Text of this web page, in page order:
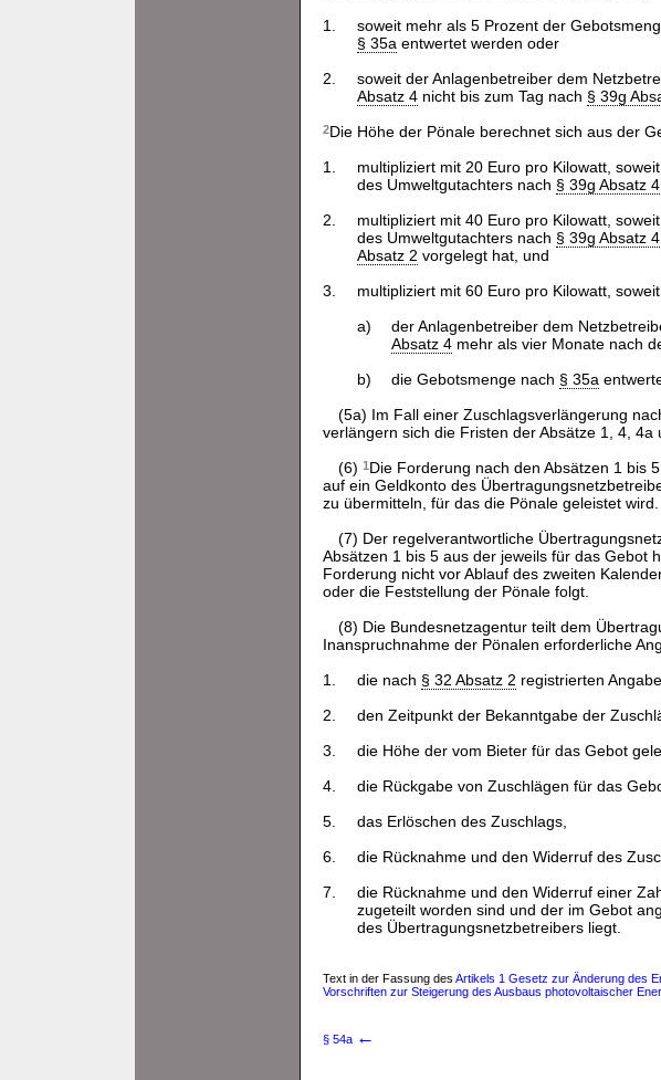
1.
soweit mehr als 5 Prozent der
§ 35a entwertet werden oder
2.
soweit der Anlagenbetreiber dem
Absatz 4nicht bis zum Tag nach § 39g
2Die Höhe der Pönale berechnet sich aus der
1.
multipliziert mit 20 Euro pro Kilowatt,
des Umweltgutachters nach § 39g Absatz 4
2.
multipliziert mit 40 Euro pro Kilowatt,
des Umweltgutachters nach § 39g Absatz 4
Absatz 2 vorgelegt hat, und
3.
multipliziert mit 60 Euro pro Kilowatt, soweit
a)
der Anlagenbetreiber dem
Absatz 4mehr als vier Monate nach
b)
die Gebotsmenge nach § 35a
(5a) Im Fall einer Zuschlagsverlängerung
verlängern sich die Fristen der Absätze 1, 4,
(6) 1Die Forderung nach den Absätzen 1 bis
auf ein Geldkonto des
zu übermitteln, für das die Pönale geleistet wird.
(7) Der regelverantwortliche
Absätzen 1 bis 5 aus der jeweils für das Gebot
Forderung nicht vor Ablauf des zweiten
oder die Feststellung der Pönale folgt.
(8) Die Bundesnetzagentur teilt dem
Inanspruchnahme der Pönalen erforderliche
1.
die nach § 32 Absatz 2 registrierten
2.
den Zeitpunkt der Bekanntgabe der
3.
die Höhe der vom Bieter für das Gebot
4.
die Rückgabe von Zuschlägen für das
5.
das Erlöschen des Zuschlags,
6.
die Rücknahme und den Widerruf des
7.
die Rücknahme und den Widerruf einer
zugeteilt worden sind und der im Gebot
des Übertragungsnetzbetreibers liegt.
Text in der Fassung des Artikels 1 Gesetz zur Änderung des
Vorschriften zur Steigerung des Ausbaus photovoltaischer
§ 54a ←